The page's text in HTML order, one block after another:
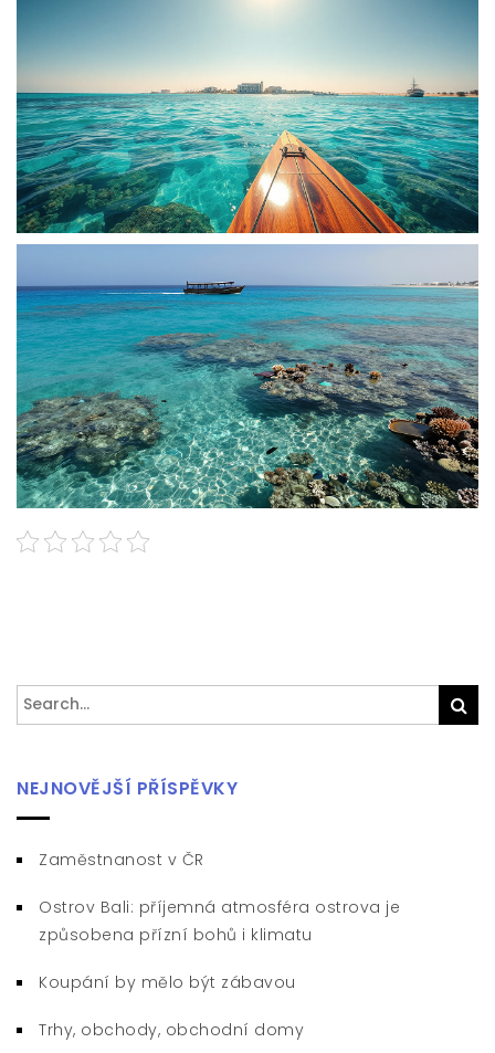
Search
for:
NEJNOVĚJŠÍ PŘÍSPĚVKY
Zaměstnanost v ČR
Ostrov Bali: příjemná atmosféra ostrova je
způsobena přízní bohů i klimatu
Koupání by mělo být zábavou
Trhy, obchody, obchodní domy